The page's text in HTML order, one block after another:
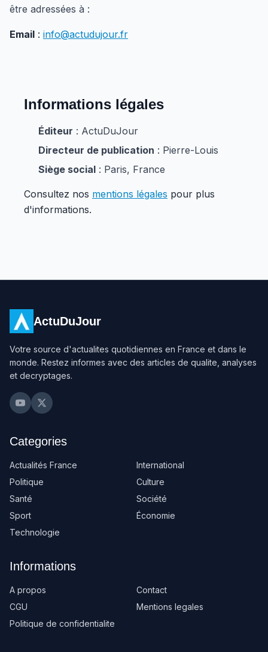
être adressées à :
Email : info@actudujour.fr
Informations légales
Éditeur : ActuDuJour
Directeur de publication : Pierre-Louis
Siège social : Paris, France
Consultez nos mentions légales pour plus
d'informations.
ActuDuJour
Votre source d'actualites quotidiennes en France et dans le
monde. Restez informes avec des articles de qualite, analyses
et decryptages.
Categories
Actualités France
International
Politique
Culture
Santé
Société
Sport
Économie
Technologie
Informations
A propos
Contact
CGU
Mentions legales
Politique de confidentialite